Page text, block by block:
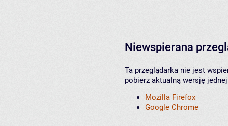
Niewspierana
Ta przeglądarka nie jest
pobierz aktualną wersję
Mozilla Firefox
Google Chrome